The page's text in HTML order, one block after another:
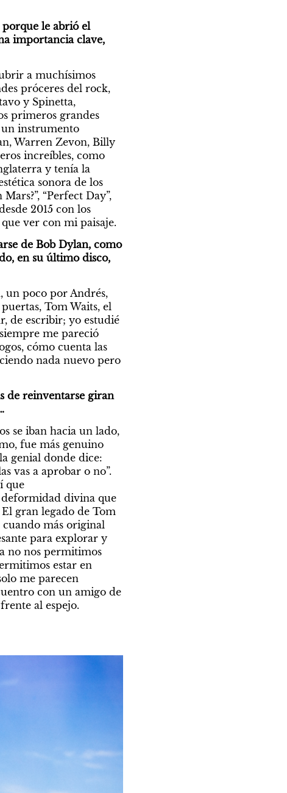
le abrió el
importancia clave,
a muchísimos
próceres del rock,
y Spinetta,
primeros grandes
un instrumento
Warren Zevon, Billy
increíbles, como
y tenía la
sonora de los
“Perfect Day”,
2015 con los
ver con mi paisaje.
de Bob Dylan, como
en su último disco,
un poco por Andrés,
Tom Waits, el
de escribir; yo estudié
me pareció
cómo cuenta las
nada nuevo pero
de reinventarse giran
se iban hacia un lado,
fue más genuino
genial donde dice:
vas a aprobar o no”.
Ahí el productor le dijo que no podían seguir trabajando juntos. Y tal es así que
deformidad divina que
gran legado de Tom
cuando más original
para explorar y
no nos permitimos
estar en
me parecen
con un amigo de
al espejo.